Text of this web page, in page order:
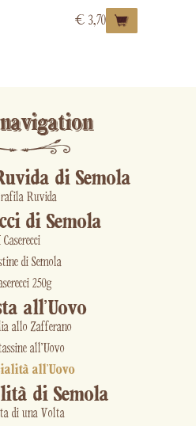
di Semola
Ruvida
di Semola
Caserecci
di Semola
250g
all'Uovo
allo Zafferano
all'Uovo
all'Uovo
di Semola
di una Volta
€3,70